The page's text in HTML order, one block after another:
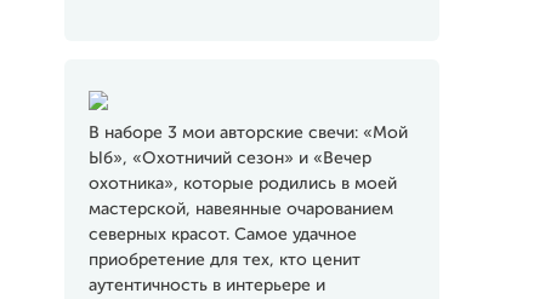
В наборе 3 мои авторские свечи: «Мой
Ыб», «Охотничий сезон» и «Вечер
охотника», которые родились в моей
мастерской, навеянные очарованием
северных красот. Самое удачное
приобретение для тех, кто ценит
аутентичность в интерьере и